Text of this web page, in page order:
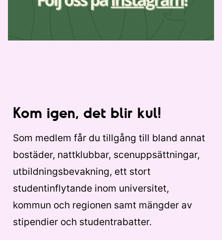
Kom igen, det blir kul!
Som medlem får du tillgång till bland annat
bostäder, nattklubbar, scenuppsättningar,
utbildningsbevakning, ett stort
studentinflytande inom universitet,
kommun och regionen samt mängder av
stipendier och studentrabatter.